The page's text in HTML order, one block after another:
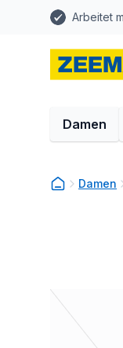
Arbeitet
Damen
Damen